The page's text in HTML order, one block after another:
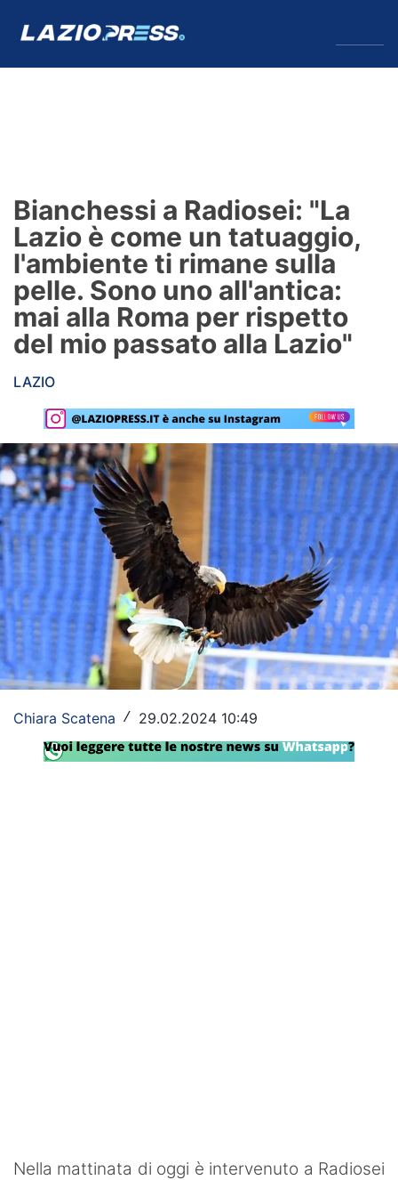
Formello
Infortuni
Primavera
Calciomercato
Lazio Women
Rassegna Lazio
Social
Calcio
Serie A
Champions League
Europa League
Altri Sport
Tennis
Bianchessi a Radiosei: "La
Lazio è come un tatuaggio,
l'ambiente ti rimane sulla
pelle. Sono uno all'antica:
mai alla Roma per rispetto
del mio passato alla Lazio"
LAZIO
Chiara Scatena / 29.02.2024 10:49
Nella mattinata di oggi è intervenuto a Radiosei